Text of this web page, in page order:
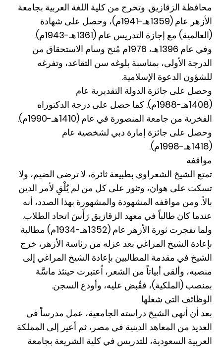
محافظة الزقازيق. وتخرج من كلية اللغة العربية بجامعة
الأزهر عام (1359هـ-1941م)، وحصل على شهادة
(العالمية) مع إجازة التدريس عام (1361هـ-1943م).
وفي عام 1396هـ، 1976م مُنح وسام الاستحقاق من
الدرجة الأولى، بمناسبة بلوغه سن التقاعد، وتفرغه
للشؤون الدعوة الإسلامية.
وحصل على جائزة الدولة التقديرية عام
(1408هـ-1988م). كما حصل على درجة الدكتوراه
الفخرية من جامعة المنصورة في عام (1410هـ-1990م).
وحصل على جائزة إمارة دبي لشخصية عام
(1418هـ-1998م).
مواقفه
تمتع الشيخ الشعراوي بطبيعة ثائرة، لا ترضى الضيم، ولا
تسكت على هوان، وتثور على كل من لم يُلْقِ لأمر الدين
بالاً. ومن مواقفه المشهودة والمشهورة بهذا الصدد، أنه
عندما كان طالباً في معهد الزقازيق رَأَسَ اتحاد الطلاب.
ولما تفجرت ثورة الأزهر عام (1352هـ-1934م) مطالبة
بإعادة الشيخ المراغي بعد عزله من رئاسة الأزهر، خرج
الشيخ في مقدمة المطالبين بإعادة الشيخ المراغي إلى
منصبه، وألقى أبياتاً من الشعر، اُعتبرت حينئذ ماسَّة
بمنصب (الملكية)، فقُبض عليه، وأودع السجن.
الوظائف التي شغلها
بعد أن أنهى الشيخ دراسته الجامعية، عمل مدرساً في
العديد من المعاهد الدينية في مصر، ثم أعير إلى المملكة
العربية السعودية، للتدريس في كلية الشريعة بجامعة